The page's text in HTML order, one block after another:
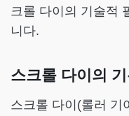
크롤 다이의 기술적
니다.
스크롤 다이의
스크롤 다이(롤러 기